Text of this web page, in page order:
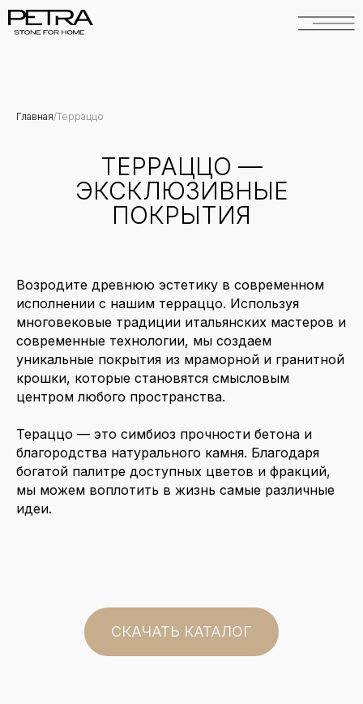
Главная/ㅤТерраццо
ТЕРРАЦЦО —
ЭКСКЛЮЗИВНЫЕ
ПОКРЫТИЯ
Возродите древнюю эстетику в современном
исполнении с нашим терраццо. Используя
многовековые традиции итальянских мастеров и
современные технологии, мы создаем
уникальные покрытия из мраморной и гранитной
крошки, которые становятся смысловым
центром любого пространства.
Тераццо — это симбиоз прочности бетона и
благородства натурального камня. Благодаря
богатой палитре доступных цветов и фракций,
мы можем воплотить в жизнь самые различные
идеи.
СКАЧАТЬ КАТАЛОГ